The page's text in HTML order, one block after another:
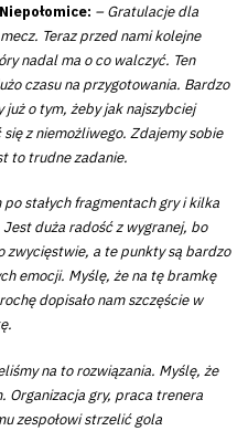
– Gratulacje dla
Teraz przed nami kolejne
nadal ma o co walczyć. Ten
czasu na przygotowania. Bardzo
już o tym, żeby jak najszybciej
z niemożliwego. Zdajemy sobie
to trudne zadanie.
stałych fragmentach gry i kilka
duża radość z wygranej, bo
zwycięstwie, a te punkty są bardzo
emocji. Myślę, że na tę bramkę
dopisało nam szczęście w
na to rozwiązania. Myślę, że
Organizacja gry, praca trenera
zespołowi strzelić gola